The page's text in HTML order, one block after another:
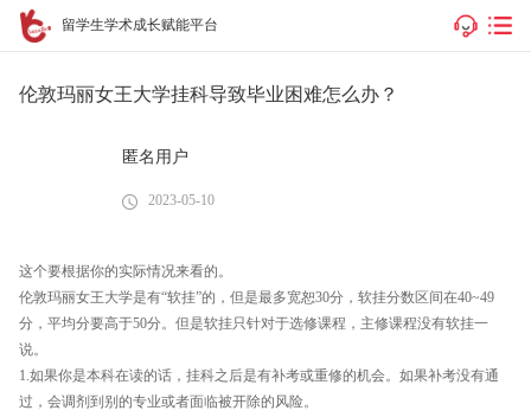
留学生学术成长赋能平台
伦敦玛丽女王大学挂科导致毕业困难怎么办？
匿名用户
2023-05-10
这个要根据你的实际情况来看的。
伦敦玛丽女王大学是有“软挂”的，但是最多宽恕30分，软挂分数区间在40~49
分，平均分要高于50分。但是软挂只针对于选修课程，主修课程没有软挂一
说。
1.如果你是本科在读的话，挂科之后是有补考或重修的机会。如果补考没有通
过，会调剂到别的专业或者面临被开除的风险。